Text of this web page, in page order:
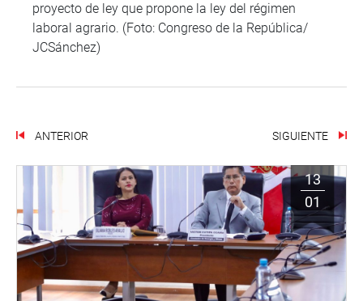
proyecto de ley que propone la ley del régimen
laboral agrario. (Foto: Congreso de la República/
JCSánchez)
ANTERIOR SIGUIENTE
13
01